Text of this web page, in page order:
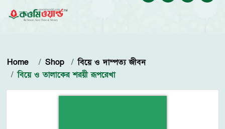
Home Shop
বিয়ে ও দাম্পত্য জীবন
বিয়ে ও তালাকের শরয়ী রূপরেখা